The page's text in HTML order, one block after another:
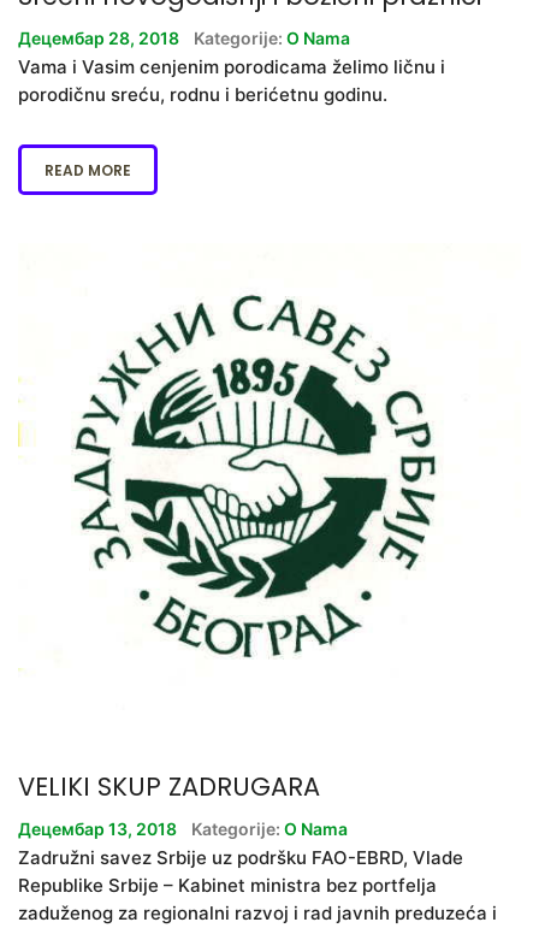
Децембар 28, 2018 Kategorije: O Nama
Vama i Vasim cenjenim porodicama želimo ličnu i
porodičnu sreću, rodnu i berićetnu godinu.
READ MORE
VELIKI SKUP ZADRUGARA
Децембар 13, 2018 Kategorije: O Nama
Zadružni savez Srbije uz podršku FAO-EBRD, Vlade
Republike Srbije – Kabinet ministra bez portfelja
zaduženog za regionalni razvoj i rad javnih preduzeća i